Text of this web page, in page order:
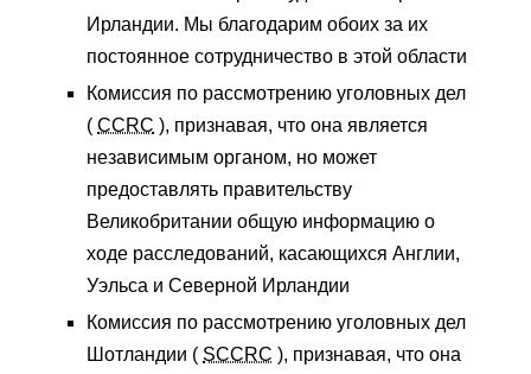
Ирландии. Мы благодарим обоих за их
постоянное сотрудничество в этой области
Комиссия по рассмотрению уголовных дел
( CCRC ), признавая, что она является
независимым органом, но может
предоставлять правительству
Великобритании общую информацию о
ходе расследований, касающихся Англии,
Уэльса и Северной Ирландии
Комиссия по рассмотрению уголовных дел
Шотландии ( SCCRC ), признавая, что она